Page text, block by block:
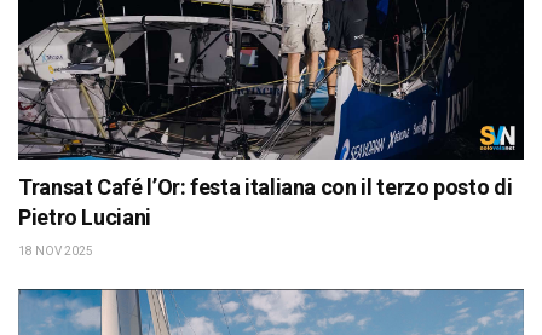
Transat Café l’Or: festa italiana con il terzo posto di
Pietro Luciani
18 NOV 2025